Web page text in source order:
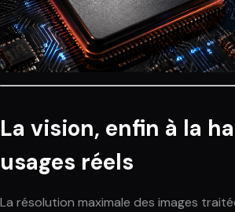
La vision, enfin à la
usages réels
La résolution maximale des images